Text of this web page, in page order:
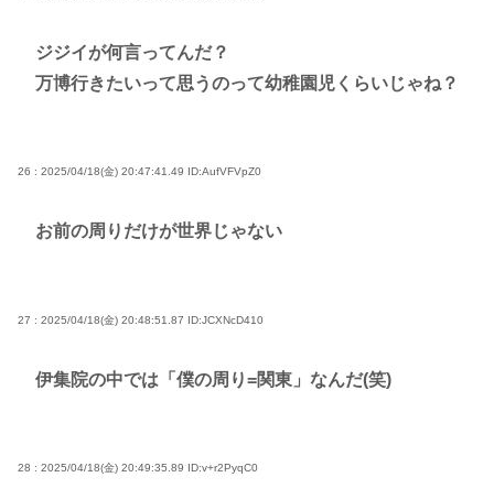
ジジイが何言ってんだ？
万博行きたいって思うのって幼稚園児くらいじゃね？
26 : 2025/04/18(金) 20:47:41.49 ID:AufVFVpZ0
お前の周りだけが世界じゃない
27 : 2025/04/18(金) 20:48:51.87 ID:JCXNcD410
伊集院の中では「僕の周り=関東」なんだ(笑)
28 : 2025/04/18(金) 20:49:35.89 ID:v+r2PyqC0